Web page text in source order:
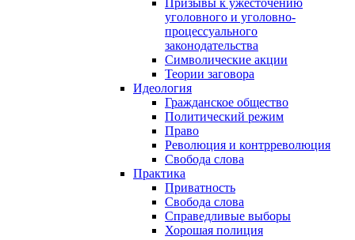
Призывы к ужесточению
уголовного и уголовно-
процессуального
законодательства
Символические акции
Теории заговора
Идеология
Гражданское общество
Политический режим
Право
Революция и контрреволюция
Свобода слова
Практика
Приватность
Свобода слова
Справедливые выборы
Хорошая полиция